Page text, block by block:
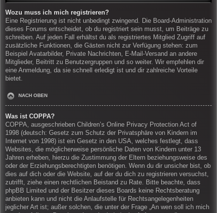
Wozu muss ich mich registrieren?
Eine Registrierung ist nicht unbedingt zwingend. Die Board-Administration
dieses Forums entscheidet, ob du registriert sein musst, um Beiträge zu
schreiben. Auf jeden Fall erhältst du als registriertes Mitglied Zugriff auf
zusätzliche Funktionen, die Gästen nicht zur Verfügung stehen: zum
Beispiel Avatarbilder, Private Nachrichten, E-Mail-Versand an andere
Mitglieder, Beitritt zu Benutzergruppen und so weiter. Wir empfehlen dir
eine Anmeldung, da sie schnell erledigt ist und dir zahlreiche Vorteile
bietet.
NACH OBEN
Was ist COPPA?
COPPA, ausgeschrieben Children’s Online Privacy Protection Act of
1998 (deutsch: Gesetz zum Schutz der Privatsphäre von Kindern im
Internet von 1998) ist ein Gesetz in den USA, welches festlegt, dass
Websites, die möglicherweise persönliche Daten von Kindern unter 13
Jahren erheben, hierzu die Zustimmung der Eltern beziehungsweise des
oder der Erziehungsberechtigten benötigen. Wenn du dir unsicher bist, ob
dies auf dich oder die Website, auf der du dich zu registrieren versuchst,
zutrifft, ziehe einen rechtlichen Beistand zu Rate. Bitte beachte, dass
phpBB Limited und der Besitzer dieses Boards keine Rechtsberatung
anbieten kann und nicht die Anlaufstelle für Rechtsangelegenheiten
jeglicher Art ist; außer solchen, die unter der Frage „An wen soll ich mich